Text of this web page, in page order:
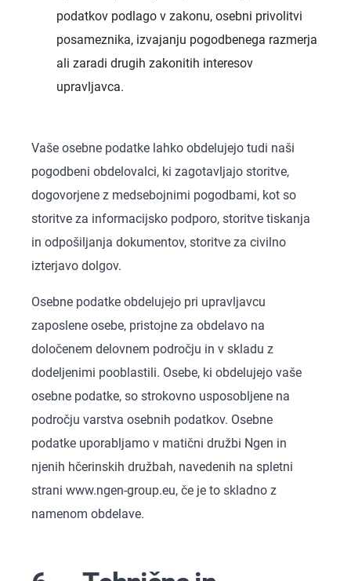
podatkov podlago v zakonu, osebni privolitvi
posameznika, izvajanju pogodbenega razmerja
ali zaradi drugih zakonitih interesov
upravljavca.
Vaše osebne podatke lahko obdelujejo tudi naši
pogodbeni obdelovalci, ki zagotavljajo storitve,
dogovorjene z medsebojnimi pogodbami, kot so
storitve za informacijsko podporo, storitve tiskanja
in odpošiljanja dokumentov, storitve za civilno
izterjavo dolgov.
Osebne podatke obdelujejo pri upravljavcu
zaposlene osebe, pristojne za obdelavo na
določenem delovnem področju in v skladu z
dodeljenimi pooblastili. Osebe, ki obdelujejo vaše
osebne podatke, so strokovno usposobljene na
področju varstva osebnih podatkov. Osebne
podatke uporabljamo v matični družbi Ngen in
njenih hčerinskih družbah, navedenih na spletni
strani www.ngen-group.eu, če je to skladno z
namenom obdelave.